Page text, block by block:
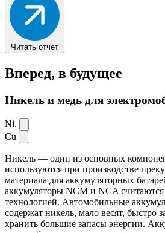
Читать отчет
Вперед, в будущее
Никель и медь для
Ni,
Cu
Никель — один из основных
используются при производстве
материала для аккумуляторных
аккумуляторы NCM и NCA
технологией. Автомобильные
содержат никель, мало весят, быстро
хранить большие запасы энергии.